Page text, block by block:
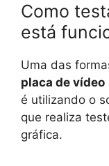
Como
está
Uma das
placa de vídeo
é utilizando o
que realiza
gráfica.